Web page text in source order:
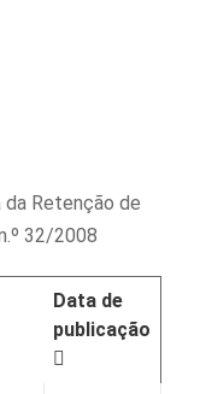
Retenção de
32/2008
Data de
publicação